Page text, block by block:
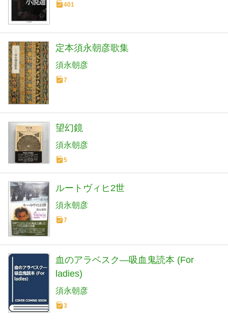
401
定本須永朝彦歌集
須永朝彦
7
望幻鏡
須永朝彦
5
ルートヴィヒ2世
須永朝彦
7
血のアラベスク―吸血鬼読本 (For
ladies)
須永朝彦
3